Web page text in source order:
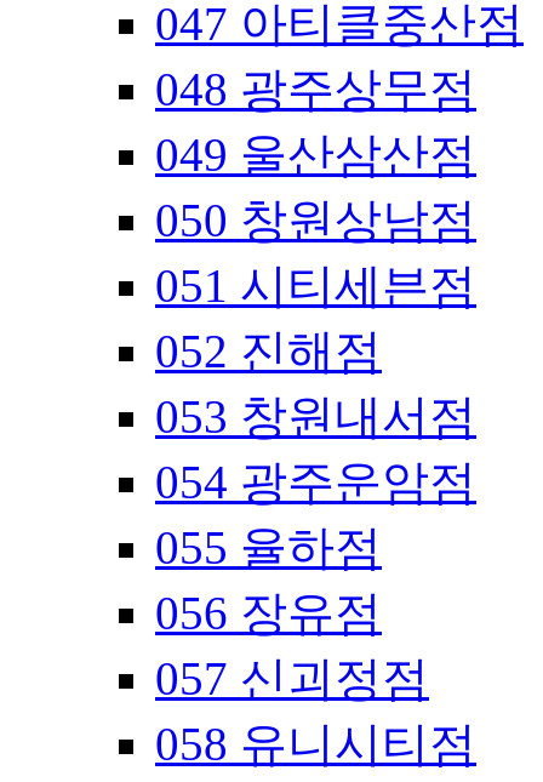
047 아티클중산점
048 광주상무점
049 울산삼산점
050 창원상남점
051 시티세븐점
052 진해점
053 창원내서점
054 광주운암점
055 율하점
056 장유점
057 신괴정점
058 유니시티점